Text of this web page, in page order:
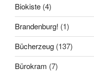
Biokiste (4)
Brandenburg! (1)
Bücherzeug (137)
Bürokram (7)